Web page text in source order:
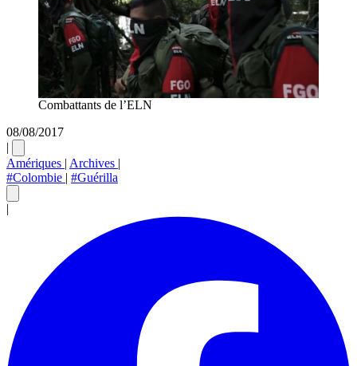
Combattants de l’ELN
08/08/2017
|
Amériques | Archives |
#Colombie | #Guérilla
|